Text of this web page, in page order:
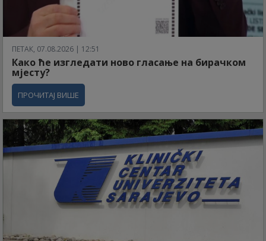
ПЕТАК, 07.08.2026 | 12:51
Како ће изгледати ново гласање на бирачком
мјесту?
ПРОЧИТАЈ ВИШЕ